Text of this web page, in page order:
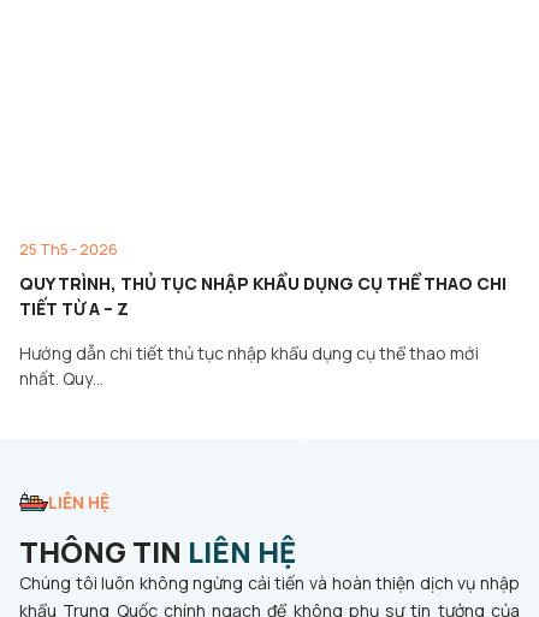
25 Th5 - 2026
QUY TRÌNH, THỦ TỤC NHẬP KHẨU DỤNG CỤ THỂ THAO CHI
TIẾT TỪ A – Z
Hướng dẫn chi tiết thủ tục nhập khẩu dụng cụ thể thao mới
nhất. Quy…
LIÊN HỆ
THÔNG TIN LIÊN HỆ
Chúng tôi luôn không ngừng cải tiến và hoàn thiện dịch vụ nhập
khẩu Trung Quốc chính ngạch để không phụ sự tin tưởng của